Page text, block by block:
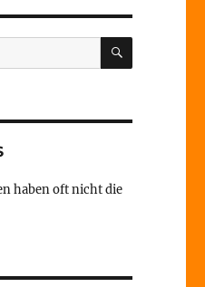
SUCHEN
haben oft nicht die